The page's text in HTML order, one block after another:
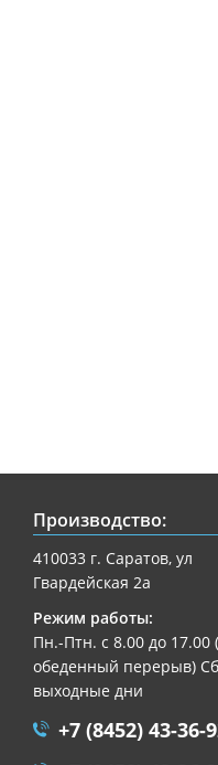
Производство:
410033 г. Саратов, ул
Гвардейская 2а
Режим работы:
Пн.-Птн. с 8.00 до 17.00
обеденный перерыв)
выходные дни
+7 (8452) 43-36-